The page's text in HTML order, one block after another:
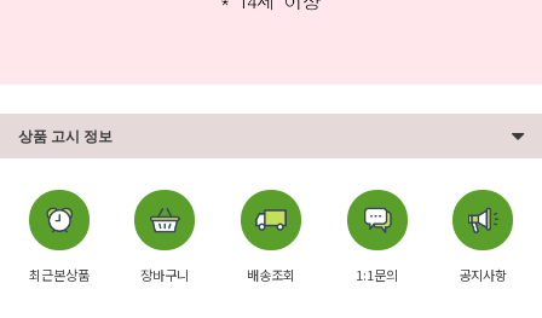
상품 고시 정보
최근본상품 장바구니 배송조회 1:1문의 공지사항